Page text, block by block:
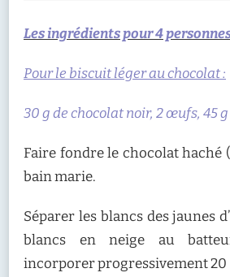
Les ingrédients pour 4
Pour le biscuit léger au chocolat :
30 g de chocolat noir, 2 œufs, 45 g
Faire fondre le chocolat haché
bain marie.
Séparer les blancs des jaunes
blancs en neige au
incorporer progressivement 20